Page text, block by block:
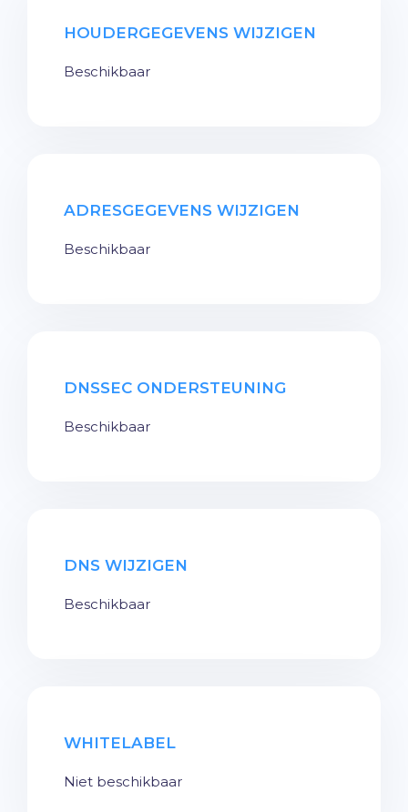
HOUDERGEGEVENS WIJZIGEN
Beschikbaar
ADRESGEGEVENS WIJZIGEN
Beschikbaar
DNSSEC ONDERSTEUNING
Beschikbaar
DNS WIJZIGEN
Beschikbaar
WHITELABEL
Niet beschikbaar